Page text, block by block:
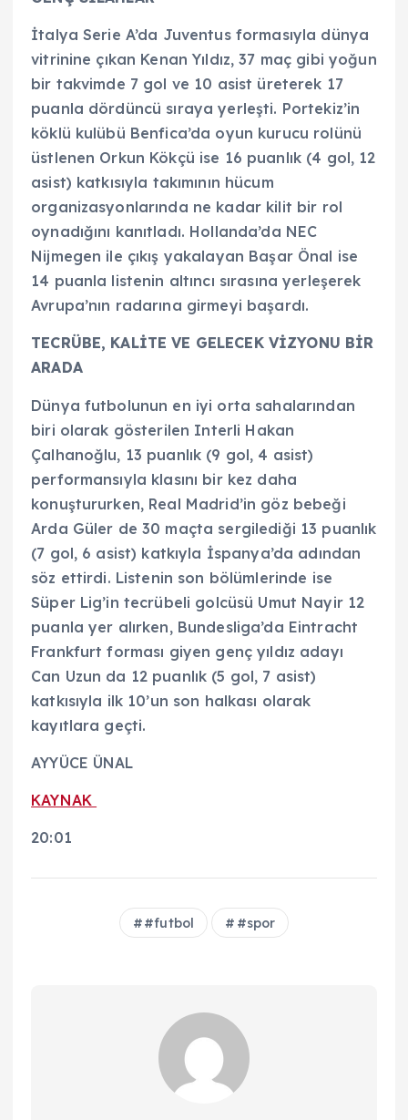
İtalya Serie A’da Juventus formasıyla dünya
vitrinine çıkan Kenan Yıldız, 37 maç gibi yoğun
bir takvimde 7 gol ve 10 asist üreterek 17
puanla dördüncü sıraya yerleşti. Portekiz’in
köklü kulübü Benfica’da oyun kurucu rolünü
üstlenen Orkun Kökçü ise 16 puanlık (4 gol, 12
asist) katkısıyla takımının hücum
organizasyonlarında ne kadar kilit bir rol
oynadığını kanıtladı. Hollanda’da NEC
Nijmegen ile çıkış yakalayan Başar Önal ise
14 puanla listenin altıncı sırasına yerleşerek
Avrupa’nın radarına girmeyi başardı.
TECRÜBE, KALİTE VE GELECEK VİZYONU BİR
ARADA
Dünya futbolunun en iyi orta sahalarından
biri olarak gösterilen Interli Hakan
Çalhanoğlu, 13 puanlık (9 gol, 4 asist)
performansıyla klasını bir kez daha
konuştururken, Real Madrid’in göz bebeği
Arda Güler de 30 maçta sergilediği 13 puanlık
(7 gol, 6 asist) katkıyla İspanya’da adından
söz ettirdi. Listenin son bölümlerinde ise
Süper Lig’in tecrübeli golcüsü Umut Nayir 12
puanla yer alırken, Bundesliga’da Eintracht
Frankfurt forması giyen genç yıldız adayı
Can Uzun da 12 puanlık (5 gol, 7 asist)
katkısıyla ilk 10’un son halkası olarak
kayıtlara geçti.
AYYÜCE ÜNAL
KAYNAK
20:01
#futbol #spor